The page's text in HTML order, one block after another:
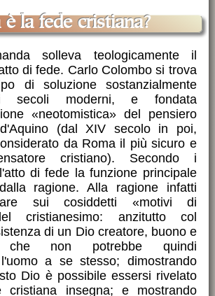
è la fede cristiana?
solleva teologicamente il
di fede. Carlo Colombo si trova
di soluzione sostanzialmente
secoli moderni, e fondata
«neotomistica» del pensiero
(dal XIV secolo in poi,
da Roma il più sicuro e
cristiano). Secondo i
di fede la funzione principale
ragione. Alla ragione infatti
sui cosiddetti «motivi di
cristianesimo: anzitutto col
di un Dio creatore, buono e
che non potrebbe quindi
a se stesso; dimostrando
Dio è possibile essersi rivelato
cristiana insegna; e mostrando